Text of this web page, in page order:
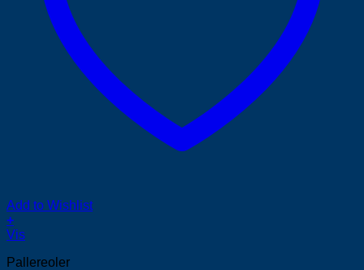
Add to Wishlist
+
Vis
Pallereoler